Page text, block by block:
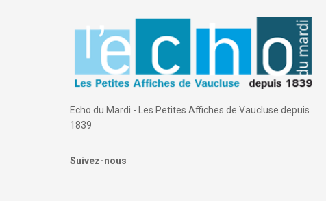
Echo du Mardi - Les Petites Affiches de Vaucluse depuis
1839
Suivez-nous